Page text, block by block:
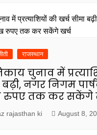
राजस्थान
चुनाव में
बढ़ी, नगर निगम
रुपए तक कर सकेंगे
rajasthan ki August 8,